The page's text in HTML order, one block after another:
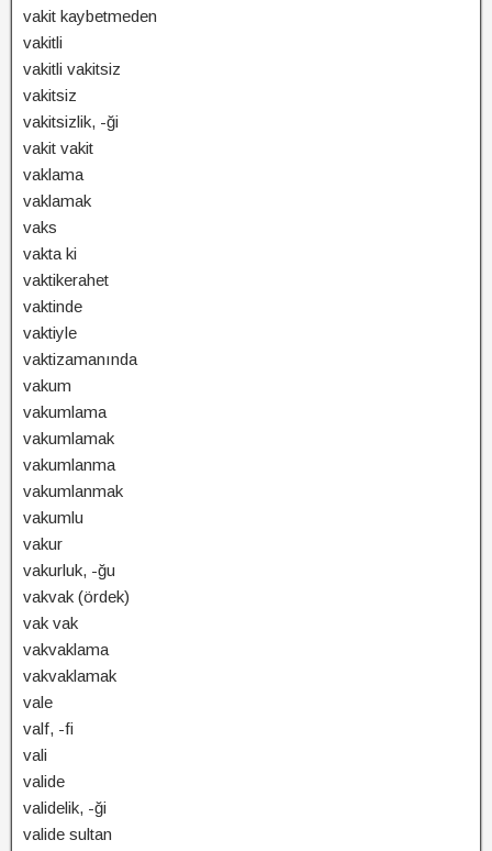
vakit kaybetmeden
vakitli
vakitli vakitsiz
vakitsiz
vakitsizlik, -ği
vakit vakit
vaklama
vaklamak
vaks
vakta ki
vaktikerahet
vaktinde
vaktiyle
vaktizamanında
vakum
vakumlama
vakumlamak
vakumlanma
vakumlanmak
vakumlu
vakur
vakurluk, -ğu
vakvak (ördek)
vak vak
vakvaklama
vakvaklamak
vale
valf, -fi
vali
valide
validelik, -ği
valide sultan